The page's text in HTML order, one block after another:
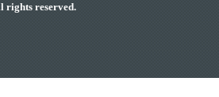
rights reserved.